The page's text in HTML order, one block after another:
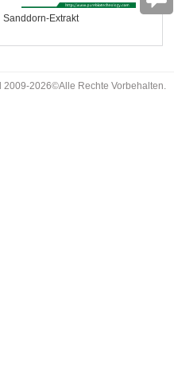
Sanddorn-Extrakt
2009-2026©Alle Rechte Vorbehalten.